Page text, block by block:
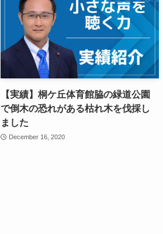
【実績】桐ケ丘体育館脇の緑道公園
で倒木の恐れがある枯れ木を伐採し
ました
December 16, 2020